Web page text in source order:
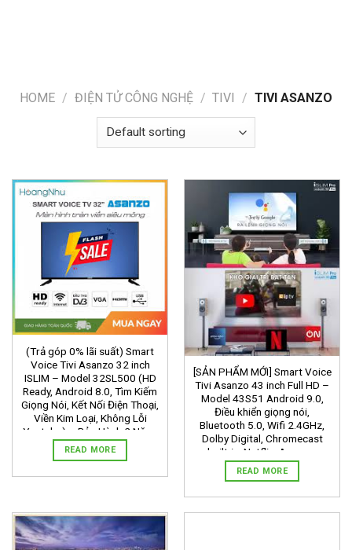
HOME / ĐIỆN TỬ CÔNG NGHỆ / TIVI / TIVI ASANZO
(Trả góp 0% lãi suất) Smart
Voice Tivi Asanzo 32 inch
ISLIM – Model 32SL500 (HD
Ready, Android 8.0, Tìm Kiếm
Giọng Nói, Kết Nối Điện Thoại,
Viền Kim Loại, Không Lỗi
Youtube) – Bảo Hành 2 Năm-
giá3.087.000 ₫
READ MORE
[SẢN PHẨM MỚI] Smart Voice
Tivi Asanzo 43 inch Full HD –
Model 43S51 Android 9.0,
Điều khiển giọng nói,
Bluetooth 5.0, Wifi 2.4GHz,
Dolby Digital, Chromecast
built-in, Netflix, Amazon
Prime Video, Clip TV, DVB-T2,
Tivi Giá Rẻ – Bảo Hành 2 Năm-
READ MORE